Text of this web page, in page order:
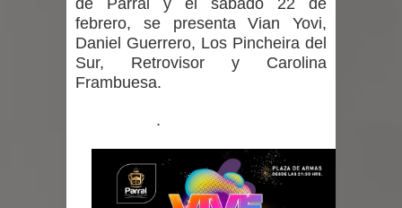
de Parral y el sábado 22 de
febrero, se presenta Vian Yovi,
Daniel Guerrero, Los Pincheira del
Sur, Retrovisor y Carolina
Frambuesa.
.